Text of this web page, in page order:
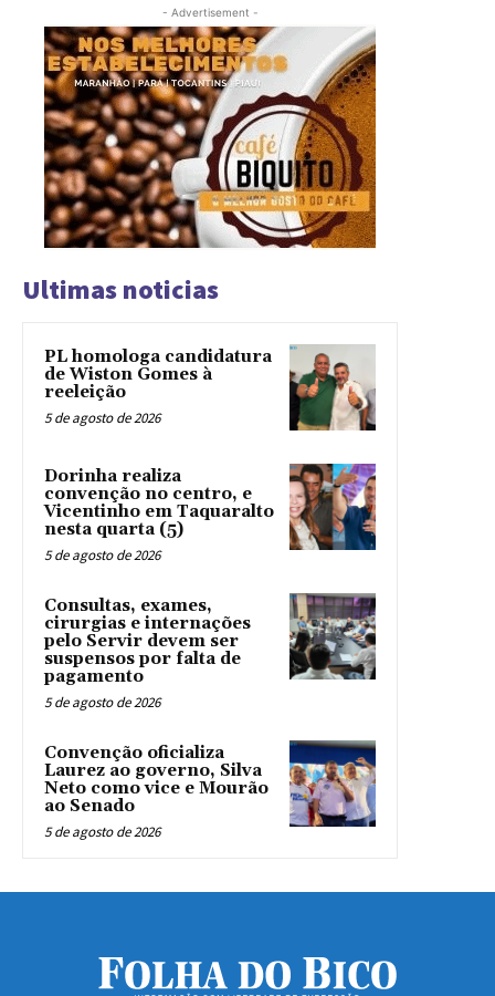
- Advertisement -
Ultimas noticias
PL homologa candidatura
de Wiston Gomes à
reeleição
5 de agosto de 2026
Dorinha realiza
convenção no centro, e
Vicentinho em Taquaralto
nesta quarta (5)
5 de agosto de 2026
Consultas, exames,
cirurgias e internações
pelo Servir devem ser
suspensos por falta de
pagamento
5 de agosto de 2026
Convenção oficializa
Laurez ao governo, Silva
Neto como vice e Mourão
ao Senado
5 de agosto de 2026